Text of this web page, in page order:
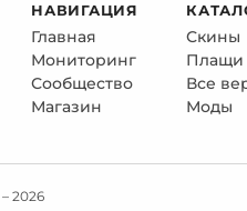
НАВИГАЦИЯ
Главная
Мониторинг
Сообщество
Магазин
Скины
Плащи
Все
Моды
2026